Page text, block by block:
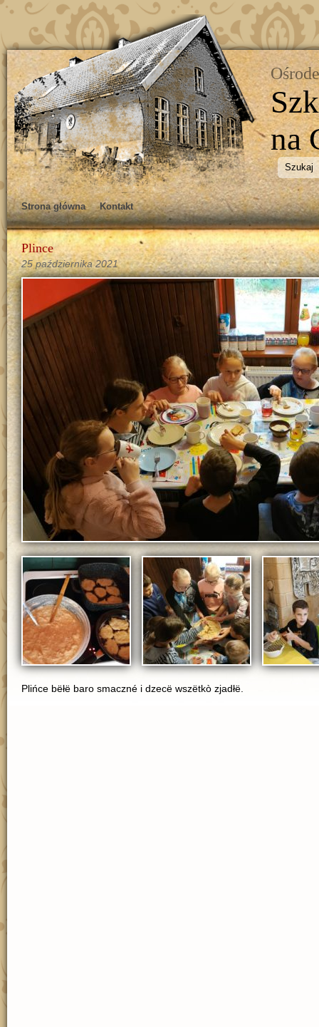
na
Strona główna Kontakt
Plince
25 października 2021
Plińce bëłë baro smaczné i dzecë wszëtkò zjadłë.